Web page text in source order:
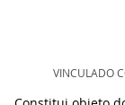
VINCULADO